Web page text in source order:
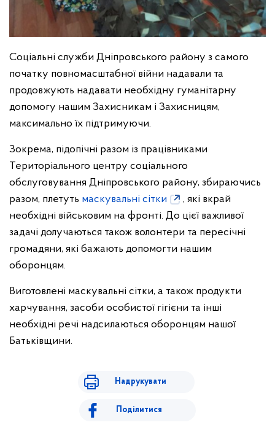
Соціальні служби Дніпровського району з самого
початку повномасштабної війни надавали та
продовжують надавати необхідну гуманітарну
допомогу нашим Захисникам і Захисницям,
максимально їх підтримуючи.
Зокрема, підопічні разом із працівниками
Територіального центру соціального
обслуговування Дніпровського району, збираючись
разом, плетуть маскувальні сітки
, які вкрай
необхідні військовим на фронті. До цієї важливої
задачі долучаються також волонтери та пересічні
громадяни, які бажають допомогти нашим
оборонцям.
Виготовлені маскувальні сітки, а також продукти
харчування, засоби особистої гігієни та інші
необхідні речі надсилаються оборонцям нашої
Батьківщини.
Надрукувати
Поділитися